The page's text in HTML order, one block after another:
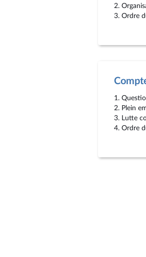
2.
3. Ordre
1.
2. Plein
3. Lutte
4. Ordre